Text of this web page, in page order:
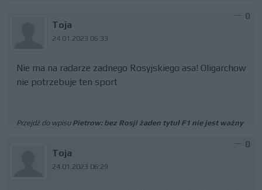
Toja
24.01.2023 06:33
0
Nie ma na radarze zadnego Rosyjskiego asa! Oligarchow
nie potrzebuje ten sport
Przejdź do wpisu Pietrow: bez Rosji żaden tytuł F1 nie jest ważny
Toja
24.01.2023 06:29
0